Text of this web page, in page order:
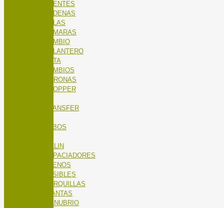
COMPONENTES
CADENAS
CALAS
CÁMARAS
CAMBIO
DELANTERO
RUTA
CAMBIOS
CORONAS
DROPPER
TRANSFER
TUBOS
SILLIN
ESPACIADORES
FRENOS
FUSIBLES
HORQUILLAS
LLANTAS
MANUBRIO